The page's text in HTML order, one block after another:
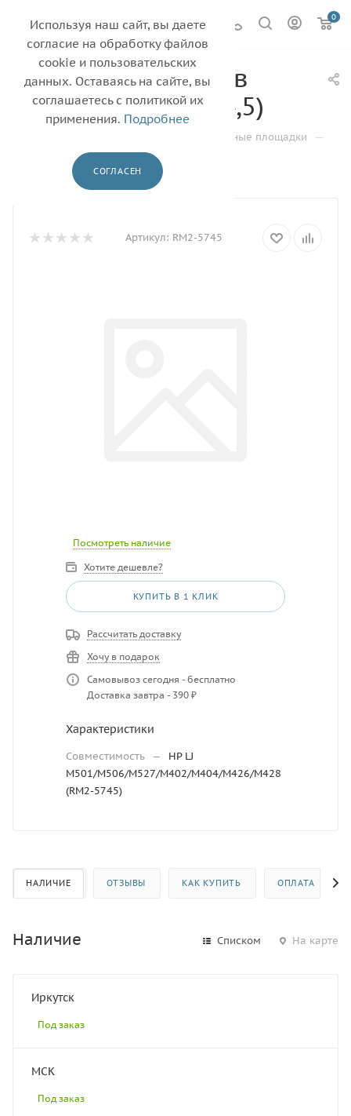
0
Ролик отделения в
сборе (лоток 2,3,4,5)
Ролики и тормозные площадки —
Ролики захвата — HP —
Ролик отделения в сборе (лоток 2,3,4,5)
Артикул: RM2-5745
Посмотреть наличие
Хотите дешевле?
КУПИТЬ В 1 КЛИК
Рассчитать доставку
Хочу в подарок
Самовывоз сегодня - бесплатно
Доставка завтра - 390 ₽
Характеристики
Совместимость —
HP LJ
M501/M506/M527/M402/M404/M426/M428
(RM2-5745)
НАЛИЧИЕ ОТЗЫВЫ КАК КУПИТЬ ОПЛАТА
Наличие Списком На карте
Иркутск
Под заказ
МСК
Под заказ
Используя наш сайт, вы даете
согласие на обработку файлов
cookie и пользовательских
данных. Оставаясь на сайте, вы
соглашаетесь с политикой их
применения. Подробнее
СОГЛАСЕН